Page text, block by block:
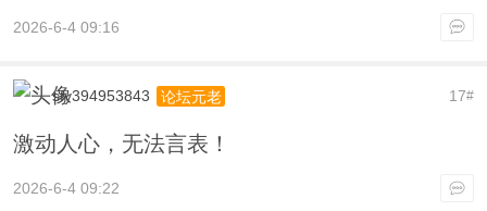
2026-6-4 09:16
17#
sfy394953843 论坛元老
激动人心，无法言表！
2026-6-4 09:22